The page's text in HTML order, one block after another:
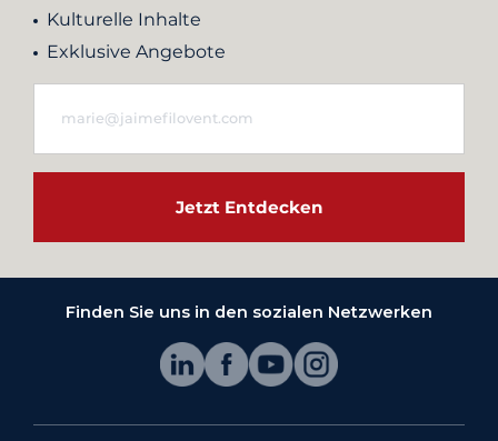
Kulturelle Inhalte
Exklusive Angebote
Jetzt Entdecken
Finden Sie uns in den sozialen Netzwerken